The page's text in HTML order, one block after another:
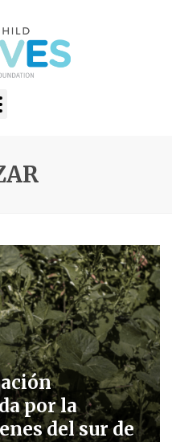
por la
del sur de